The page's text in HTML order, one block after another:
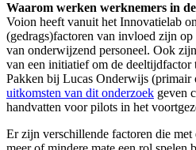
Waarom werken werknemers in
Voion heeft vanuit het Innovatielab
(gedrags)factoren van invloed zijn
van onderwijzend personeel. Ook
van een initiatief om de deeltijdfactor
Pakken bij Lucas Onderwijs (primair
uitkomsten van dit onderzoek geven
handvatten voor pilots in het
Er zijn verschillende factoren die met